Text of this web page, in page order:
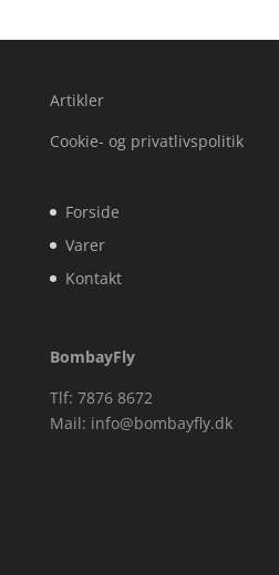
Artikler
Cookie- og privatlivspolitik
Forside
Varer
Kontakt
BombayFly
Tlf: 7876 8672
Mail: info@bombayfly.dk